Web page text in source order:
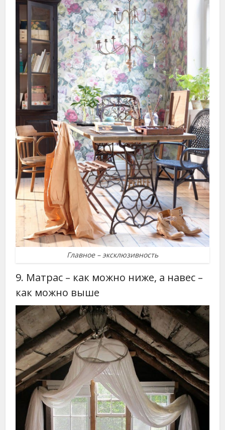
Главное – эксклюзивность
9. Матрас – как можно ниже, а навес –
как можно выше